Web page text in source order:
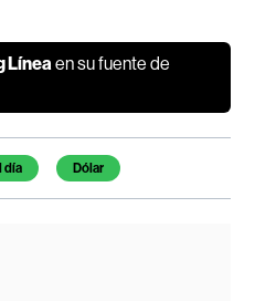
Línea en su fuente de
día Dólar